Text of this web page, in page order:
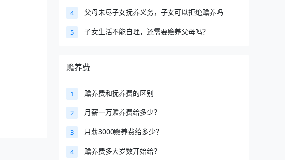
4 父母未尽子女抚养义务，子女可以拒绝赡养吗
5 子女生活不能自理，还需要赡养父母吗？
赡养费
1 赡养费和抚养费的区别
2 月薪一万赡养费给多少？
3 月薪3000赡养费给多少？
4 赡养费多大岁数开始给？